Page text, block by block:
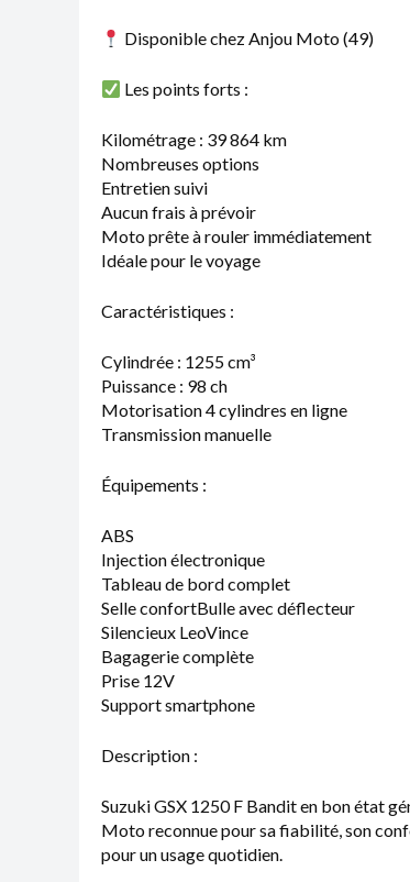
Disponible chez Anjou Moto (49)
Les points forts :
Kilométrage : 39 864 km
Nombreuses options
Entretien suivi
Aucun frais à prévoir
Moto prête à rouler immédiatement
Idéale pour le voyage
Caractéristiques :
Cylindrée : 1255 cm³
Puissance : 98 ch
Motorisation 4 cylindres en ligne
Transmission manuelle
Équipements :
ABS
Injection électronique
Tableau de bord complet
Selle confortBulle avec déflecteur
Silencieux LeoVince
Bagagerie complète
Prise 12V
Support smartphone
Description :
Suzuki GSX 1250 F Bandit en bon état
Moto reconnue pour sa fiabilité, son
pour un usage quotidien.